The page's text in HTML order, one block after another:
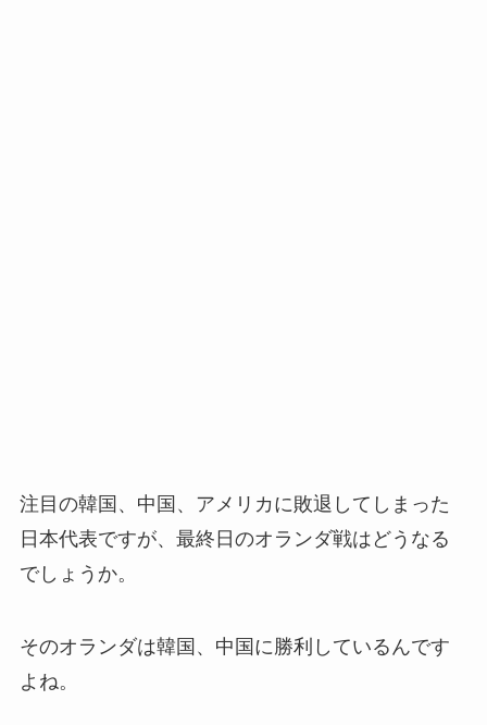
注目の韓国、中国、アメリカに敗退してしまった
日本代表ですが、最終日のオランダ戦はどうなる
でしょうか。
そのオランダは韓国、中国に勝利しているんです
よね。